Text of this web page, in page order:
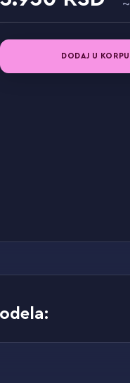
DODAJ U KORPU